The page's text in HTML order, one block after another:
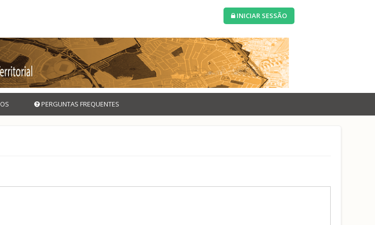
INICIAR SESSÃO
PERGUNTAS FREQUENTES